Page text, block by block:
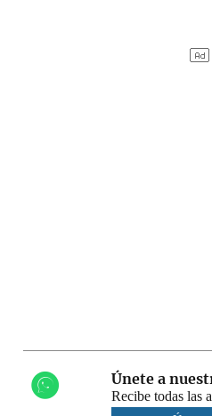
Únete a
Recibe todas las